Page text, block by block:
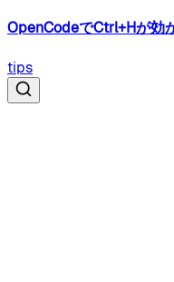
OpenCodeでCtrl+Hが効
tips